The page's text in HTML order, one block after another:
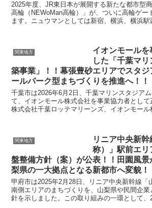
2025年度、JR東日本が展開する新たな都市型
高輪（NEWoMan高輪）」が、ついに高輪ゲー
ます。ニュウマンとしては新宿、横浜、横浜
関東地方
イオンモール
した「千葉マ
築事業」！！幕張豊砂エリアでスタ
ールパーク型まちづくりを推進へ！！
千葉市は2026年6月2日、千葉マリンスタジア
て、イオンモール株式会社を事業協力者として
株式会社千葉ロッテマリーンズ、イオンモー
関東地方
リニア中央新
称）」駅前エ
盤整備方針（案）が公表！！田園風景
梨県の一大拠点となる新都市へ変貌！
甲府市は2025年2月28日、リニア中央新幹線「
南側エリアのまちづくりを、山梨県や民間企
針を示しました。この取り組みの一環として、